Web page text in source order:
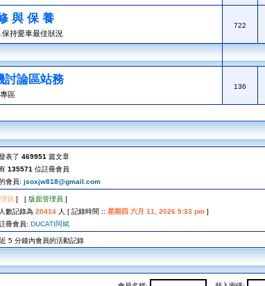
與 保 養
持愛車最佳狀況
722
討論區站務
區
136
表了 469951 篇文章
135571 位註冊會員
會員: jsoxjw818@gmail.com
員 ] [ 版面管理員 ]
數記錄為 20414 人 [ 記錄時間 :: 星期四 六月 11, 2026 9:33 pm ]
冊會員: DUCATI阿斌
5 分鐘內會員的活動記錄